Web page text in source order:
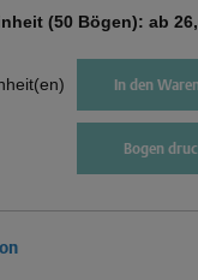
(50 Bögen): ab
In den
Bogen